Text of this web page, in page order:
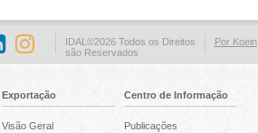
Por Koein
IDAL©2026 Todos os Direitos
são Reservados
Exportação
Visão Geral
Centro de Informação
Publicações